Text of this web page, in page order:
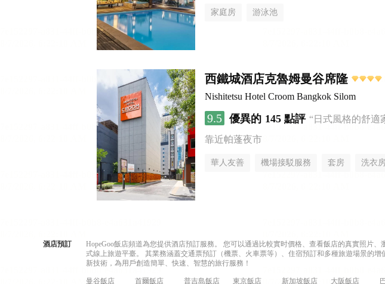
家庭房 游泳池
西鐵城酒店克魯姆曼谷席隆
Nishitetsu Hotel Croom Bangkok Silom
9.5 優異的 145 點評 “日式風格的舒適
靠近帕蓬夜市
華人友善 機場接駁服務 套房 洗衣房
酒店預訂
HopeGoo飯店頻道為您提供酒店預訂服務。 您可以通過比較實时價格、查看飯店的真實照片
式線上旅遊平臺。 其業務涵蓋交通票預訂（機票、火車票等）、住宿預訂和多種旅遊場景的
新技術，為用戶創造簡單、快速、智慧的旅行服務！
曼谷飯店 首爾飯店 普吉島飯店 東京飯店 新加坡飯店 大阪飯店